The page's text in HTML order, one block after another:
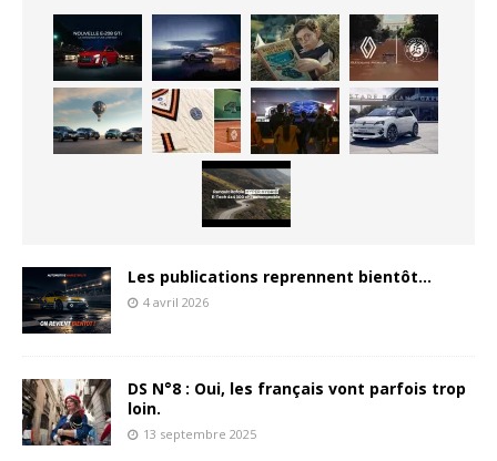
Les publications reprennent bientôt…
4 avril 2026
DS N°8 : Oui, les français vont parfois trop
loin.
13 septembre 2025